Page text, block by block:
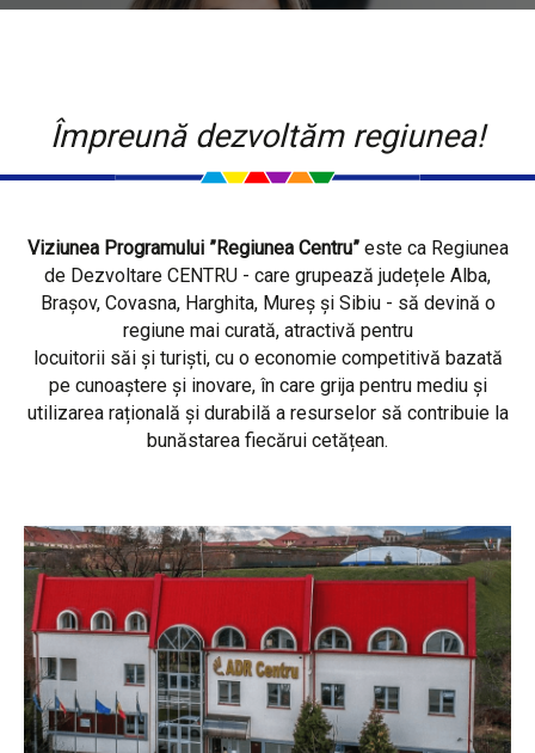
Împreună dezvoltăm regiunea!
Viziunea Programului ”Regiunea Centru”este ca Regiunea
de Dezvoltare CENTRU - care grupează județele Alba,
Brașov, Covasna, Harghita, Mureș și Sibiu - să devină o
regiune mai curată, atractivă pentru
locuitorii săi și turiști, cu o economie competitivă bazată
pe cunoaștere și inovare, în care grija pentru mediu și
utilizarea rațională și durabilă a resurselor să contribuie la
bunăstarea fiecărui cetățean.